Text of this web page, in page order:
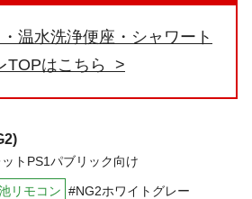
温水洗浄便座・シャワート
TOPはこちら
トPS1パブリック向け
リモコン #NG2ホワイトグレー